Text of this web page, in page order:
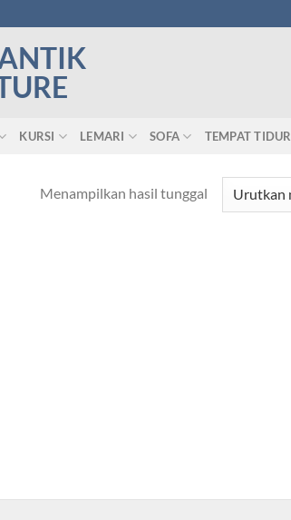
KURSI LEMARI SOFA TEMPAT TIDUR
Menampilkan hasil tunggal